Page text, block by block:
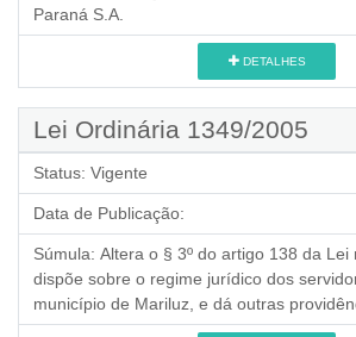
Paraná S.A.
DETALHES
Lei Ordinária 1349/2005
Status: Vigente
Data de Publicação:
Súmula: Altera o § 3º do artigo 138 da Lei
dispõe sobre o regime jurídico dos
município de Mariluz, e dá outras